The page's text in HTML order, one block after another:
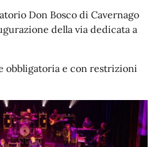
Don Bosco di Cavernago
della via dedicata a
obbligatoria e con restrizioni